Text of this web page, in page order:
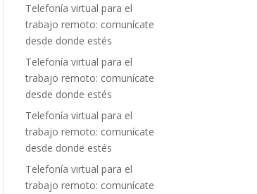
Telefonía virtual para el
trabajo remoto: comunícate
desde donde estés
Telefonía virtual para el
trabajo remoto: comunícate
desde donde estés
Telefonía virtual para el
trabajo remoto: comunícate
desde donde estés
Telefonía virtual para el
trabajo remoto: comunícate